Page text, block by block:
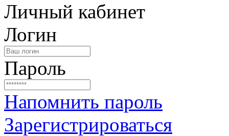
Личный кабинет
Логин
Пароль
Напомнить пароль
Зарегистрироваться